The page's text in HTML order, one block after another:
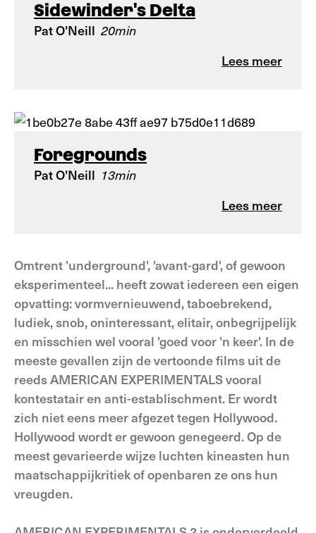
Sidewinder's Delta
Pat O'Neill 20min
Lees meer
Foregrounds
Pat O'Neill 13min
Lees meer
Omtrent 'underground', 'avant-gard', of gewoon
eksperimenteel... heeft zowat iedereen een eigen
opvatting: vormvernieuwend, taboebrekend,
ludiek, snob, oninteressant, elitair, onbegrijpelijk
en misschien wel vooral 'goed voor 'n keer'. In de
meeste gevallen zijn de vertoonde films uit de
reeds AMERICAN EXPERIMENTALS vooral
kontestatair en anti-establischment. Er wordt
zich niet eens meer afgezet tegen Hollywood.
Hollywood wordt er gewoon genegeerd. Op de
meest gevarieerde wijze luchten kineasten hun
maatschappijkritiek of openbaren ze ons hun
vreugden.